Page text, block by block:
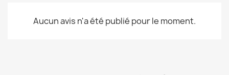
Aucun avis n'a été publié pour le moment.